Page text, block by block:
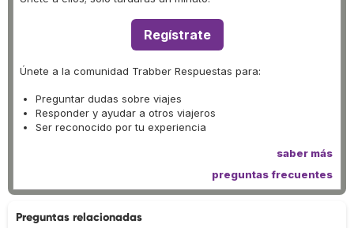
Regístrate
Únete a la comunidad Trabber Respuestas para:
Preguntar dudas sobre viajes
Responder y ayudar a otros viajeros
Ser reconocido por tu experiencia
saber más
preguntas frecuentes
Preguntas relacionadas